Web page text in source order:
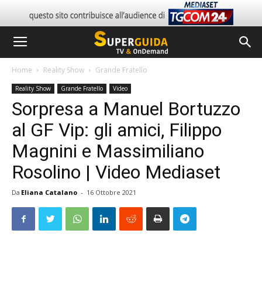
Home Reality Show Grande Fratello
Reality Show Grande Fratello Video
Sorpresa a Manuel Bortuzzo
al GF Vip: gli amici, Filippo
Magnini e Massimiliano
Rosolino | Video Mediaset
Da Eliana Catalano - 16 Ottobre 2021